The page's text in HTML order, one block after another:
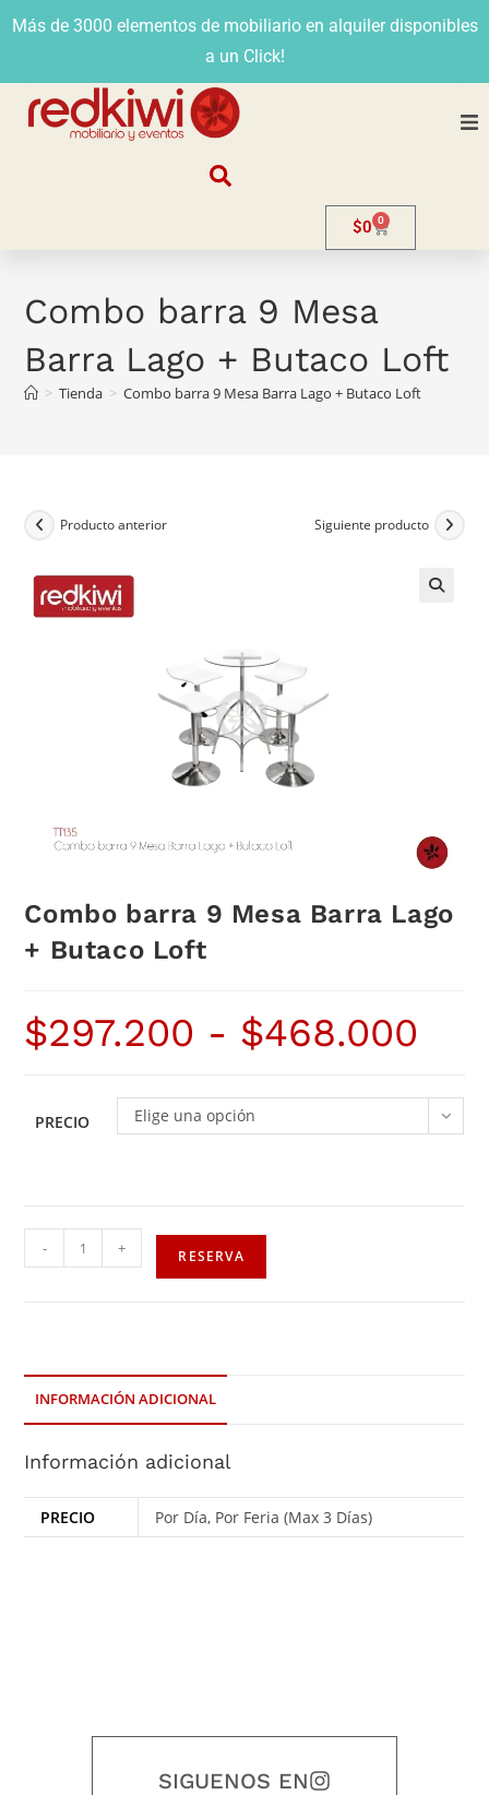
Más de 3000 elementos de mobiliario en alquiler disponibles
a un Click!
Venta
$0 0
Combo barra 9 Mesa
Barra Lago + Butaco Loft
> Tienda > Combo barra 9 Mesa Barra Lago + Butaco Loft
Producto anterior Siguiente producto
Combo barra 9 Mesa Barra Lago
+ Butaco Loft
$297.200 - $468.000
PRECIO Elige una opción
- + RESERVA
INFORMACIÓN ADICIONAL
Información adicional
PRECIO Por Día, Por Feria (Max 3 Días)
SIGUENOS EN